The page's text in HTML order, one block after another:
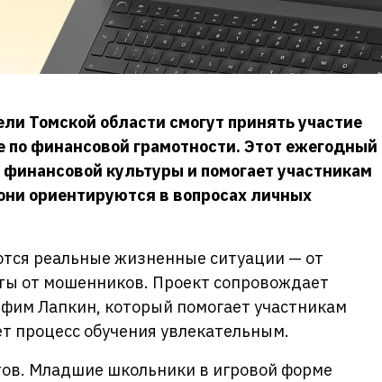
Томской области смогут принять участие
по финансовой грамотности. Этот ежегодный
культуры и помогает участникам
ориентируются в вопросах личных
реальные жизненные ситуации — от
от мошенников. Проект сопровождает
Лапкин, который помогает участникам
процесс обучения увлекательным.
Младшие школьники в игровой форме